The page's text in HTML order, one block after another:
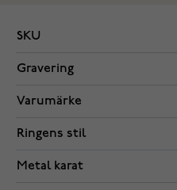
SKU
Gravering
Varumärke
Ringens stil
Metal karat